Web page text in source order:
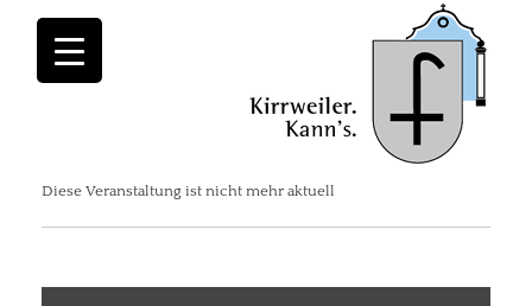
Diese Veranstaltung ist nicht mehr aktuell